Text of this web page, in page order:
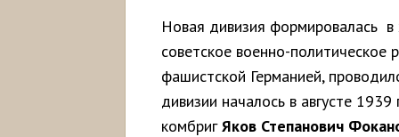
Новая дивизия формировалась
советское военно-политическое
фашистской Германией,
дивизии началось в августе
комбригЯков Степанович